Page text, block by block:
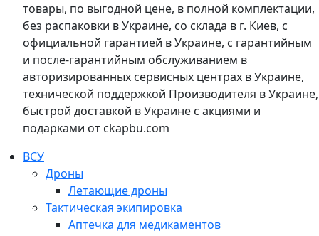
товары, по выгодной цене, в полной комплектации,
без распаковки в Украине, со склада в г. Киев, с
официальной гарантией в Украине, с гарантийным
и после-гарантийным обслуживанием в
авторизированных сервисных центрах в Украине,
технической поддержкой Производителя в Украине,
быстрой доставкой в Украине с акциями и
подарками от ckapbu.com
ВСУ
Дроны
Летающие дроны
Тактическая экипировка
Аптечка для медикаментов